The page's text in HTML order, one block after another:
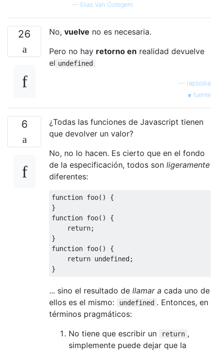
— Elias Van Ootegem
26 No, vuelve no es necesaria.
Pero no hay retorno en realidad devuelve
el undefined
rapsodia
fuente
6
¿Todas las funciones de Javascript tienen
que devolver un valor?
No, no lo hacen. Es cierto que en el fondo
de la especificación, todos son ligeramente
diferentes:
function foo()
{
}
function foo()
{
return;
}
function foo()
{
return undefined;
}
... sino el resultado de llamar a cada uno de
ellos es el mismo:
undefined . Entonces, en
términos pragmáticos:
No tiene que escribir un
return ,
simplemente puede dejar que la